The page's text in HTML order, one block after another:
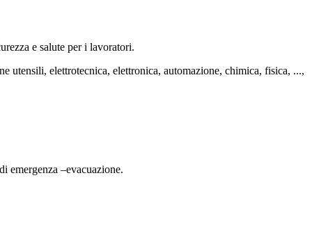
e salute per i lavoratori.
utensili, elettrotecnica, elettronica, automazione, chimica, fisica, ...,
emergenza –evacuazione.